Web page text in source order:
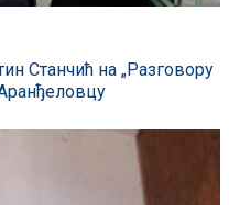
Станчић на „Разговору